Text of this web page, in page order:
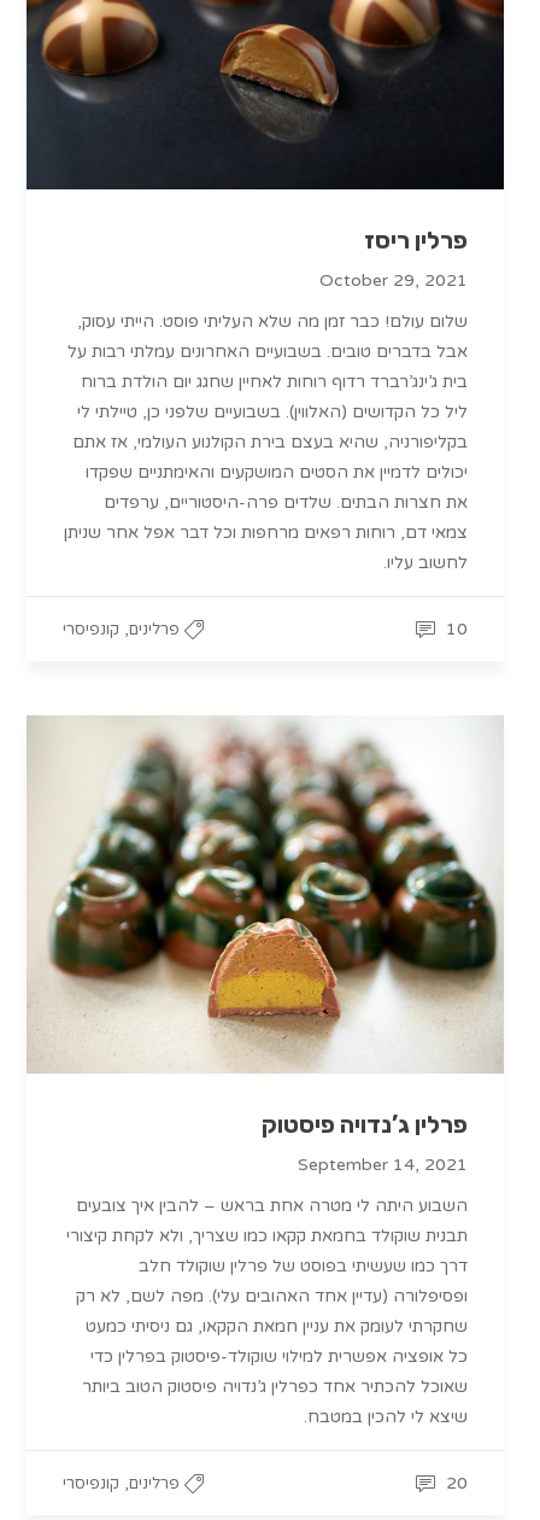
פרלין ריסז
October 29, 2021
שלום עולם! כבר זמן מה שלא העליתי פוסט. הייתי עסוק,
אבל בדברים טובים. בשבועיים האחרונים עמלתי רבות על
בית ג’ינג’רברד רדוף רוחות לאחיין שחגג יום הולדת ברוח
ליל כל הקדושים (האלווין). בשבועיים שלפני כן, טיילתי לי
בקליפורניה, שהיא בעצם בירת הקולנוע העולמי, אז אתם
יכולים לדמיין את הסטים המושקעים והאימתניים שפקדו
את חצרות הבתים. שלדים פרה-היסטוריים, ערפדים
צמאי דם, רוחות רפאים מרחפות וכל דבר אפל אחר שניתן
לחשוב עליו.
פרלינים, קונפיסרי 10
פרלין ג’נדויה פיסטוק
September 14, 2021
השבוע היתה לי מטרה אחת בראש – להבין איך צובעים
תבנית שוקולד בחמאת קקאו כמו שצריך, ולא לקחת קיצורי
דרך כמו שעשיתי בפוסט של פרלין שוקולד חלב
ופסיפלורה (עדיין אחד האהובים עלי). מפה לשם, לא רק
שחקרתי לעומק את עניין חמאת הקקאו, גם ניסיתי כמעט
כל אופציה אפשרית למילוי שוקולד-פיסטוק בפרלין כדי
שאוכל להכתיר אחד כפרלין ג’נדויה פיסטוק הטוב ביותר
שיצא לי להכין במטבח.
פרלינים, קונפיסרי 20